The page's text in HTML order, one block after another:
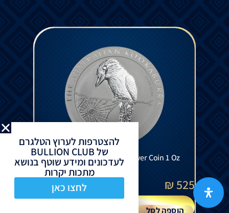
Australian Kookaburra Silver Coin 1 Oz
2008
525
₪
הוספה לסל
להצטרפות לערוץ הטלגרם
של BULLION CLUB
לעדכונים ומידע שוטף בנושא
מתכות יקרות
לחצו כאן